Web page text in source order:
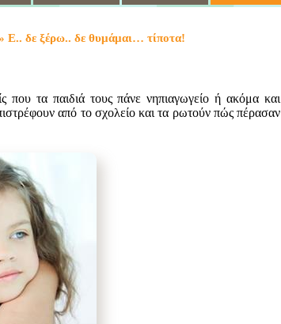
Ε.. δε ξέρω.. δε θυμάμαι… τίποτα!
που τα παιδιά τους πάνε νηπιαγωγείο ή ακόμα και
από το σχολείο και τα ρωτούν πώς πέρασαν